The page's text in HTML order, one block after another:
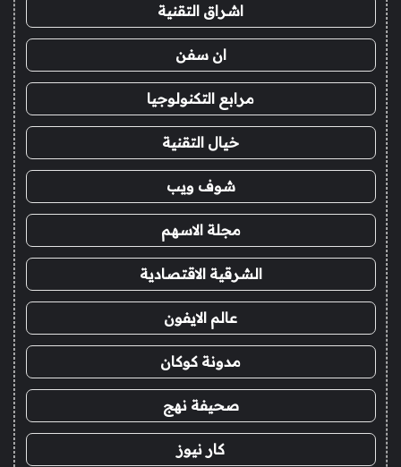
اشراق التقنية
ان سفن
مرابع التكنولوجيا
خيال التقنية
شوف ويب
مجلة الاسهم
الشرقية الاقتصادية
عالم الايفون
مدونة كوكان
صحيفة نهج
كار نيوز